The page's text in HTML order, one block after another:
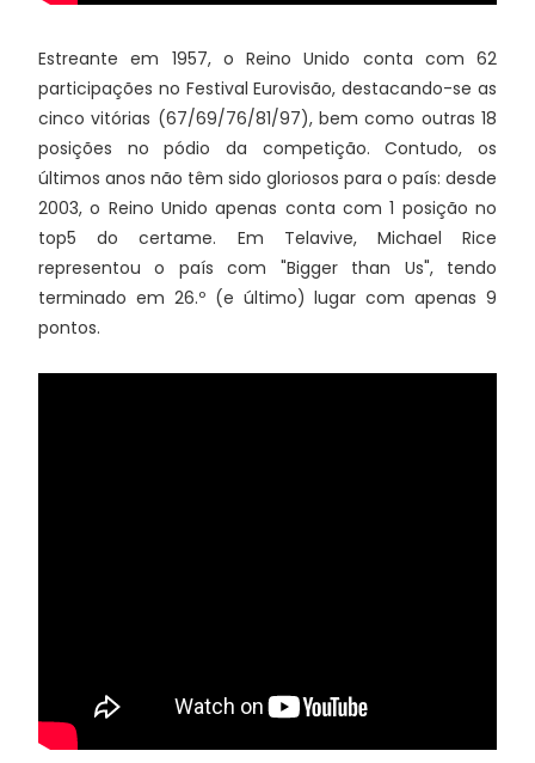
Estreante em 1957, o Reino Unido conta com 62
participações no Festival Eurovisão, destacando-se as
cinco vitórias (67/69/76/81/97), bem como outras 18
posições no pódio da competição. Contudo, os
últimos anos não têm sido gloriosos para o país: desde
2003, o Reino Unido apenas conta com 1 posição no
top5 do certame. Em Telavive, Michael Rice
representou o país com "Bigger than Us", tendo
terminado em 26.º (e último) lugar com apenas 9
pontos.